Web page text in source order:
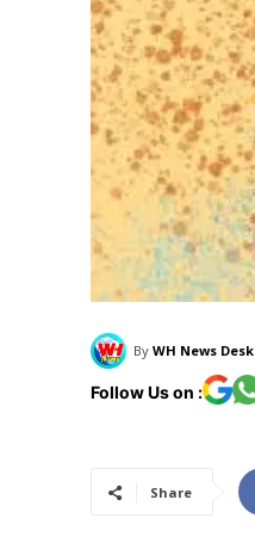
By WH News Desk
Follow Us on :
Share